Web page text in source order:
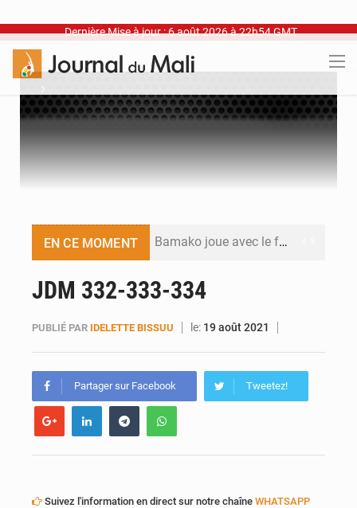
Dernière Mise à jour : 6 août 2026 à 22h54 GMT
›
EN CE MOMENT Bamako joue avec le feu
AfroBasket U18 : Le Mali défend sa double couronne à Abidjan
JDM 332-333-334
PUBLIÉ PAR IDELETTE BISSUU le: 19 août 2021
Partager sur Facebook Tweetez!
Suivez l'information en direct sur notre chaîne WHATSAPP